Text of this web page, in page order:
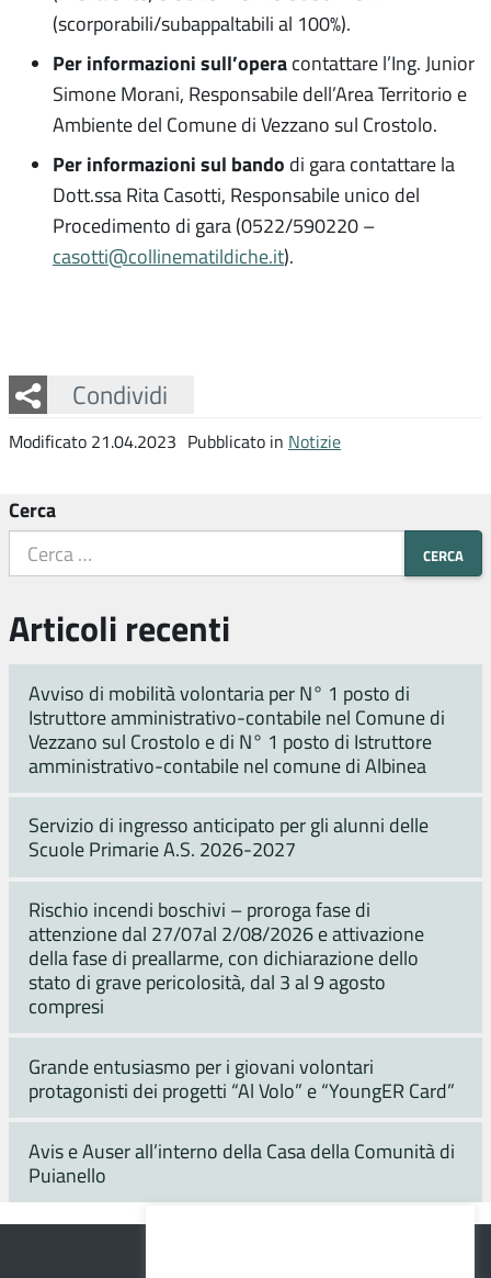
(scorporabili/subappaltabili al 100%).
Per informazioni sull’opera contattare l’Ing. Junior
Simone Morani, Responsabile dell’Area Territorio e
Ambiente del Comune di Vezzano sul Crostolo.
Per informazioni sul bando di gara contattare la
Dott.ssa Rita Casotti, Responsabile unico del
Procedimento di gara (0522/590220 –
casotti@collinematildiche.it).
Condividi
Facebook
Twitter
Whatsapp
Modificato 21.04.2023 Pubblicato in Notizie
Cerca
Articoli recenti
Avviso di mobilità volontaria per N° 1 posto di
Istruttore amministrativo-contabile nel Comune di
Vezzano sul Crostolo e di N° 1 posto di Istruttore
amministrativo-contabile nel comune di Albinea
Servizio di ingresso anticipato per gli alunni delle
Scuole Primarie A.S. 2026-2027
Rischio incendi boschivi – proroga fase di
attenzione dal 27/07al 2/08/2026 e attivazione
della fase di preallarme, con dichiarazione dello
stato di grave pericolosità, dal 3 al 9 agosto
compresi
Grande entusiasmo per i giovani volontari
protagonisti dei progetti “Al Volo” e “YoungER Card”
Avis e Auser all’interno della Casa della Comunità di
Puianello